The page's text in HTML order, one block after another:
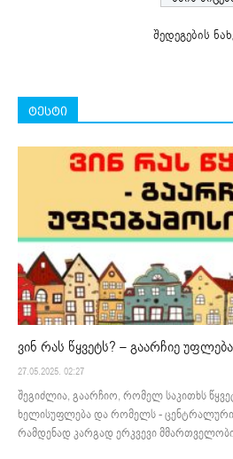
შედეგების
ტესტი
ვინ რას წყვეტს? – გაარჩიე
27.05.2025. 02:27
შეგიძლია, გაარჩიო, რომელ საკითხს
ხელისუფლება და რომელს - ცენტრალური?
რამდენად კარგად ერკვევი